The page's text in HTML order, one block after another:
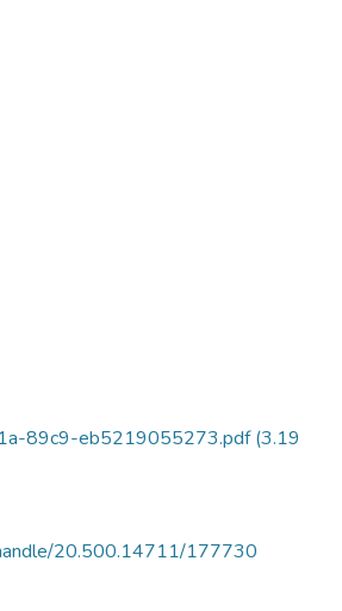
89c9-eb5219055273.pdf(3.19
20.500.14711/177730